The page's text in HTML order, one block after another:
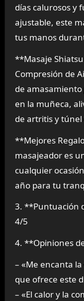
días calurosos y
ajustable, este
tus manos
**Masaje
Compresión de
de
en la muñeca,
de artritis y
**Mejores
masajeador es
cualquier
año para tu
3. **Puntuación
4/5
4. **Opiniones
– «Me encanta
que ofrece este
– «El calor y la